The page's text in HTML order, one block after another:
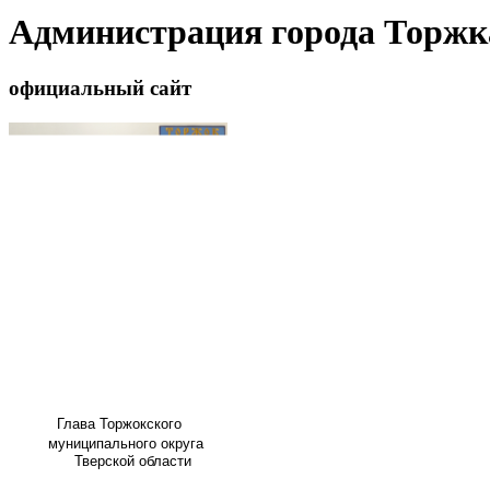
Администрация города
официальный сайт
Глава Торжокского
муниципального округа
Тверской области